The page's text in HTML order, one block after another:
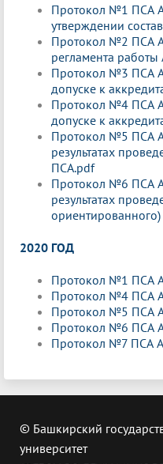
Протокол №1 ПСА
утверждении
Протокол №2 ПСА
регламента
Протокол №3 ПСА
допуске к
Протокол №4 ПСА
допуске к
Протокол №5 ПСА
результатах
ПСА.pdf
Протокол №6 ПСА
результатах
2020 ГОД
Протокол №1 ПСА
Протокол №4 ПСА
Протокол №5 ПСА
Протокол №6 ПСА
Протокол №7 ПСА
© Башкирский
университет